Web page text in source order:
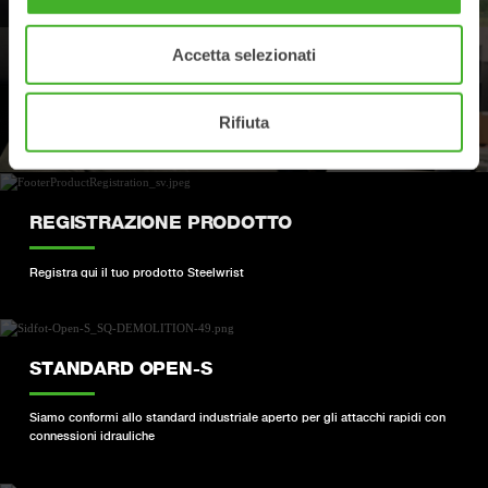
Accetta selezionati
Rifiuta
ASSISTENZA
I tuoi contatti per assistenza e ricambi
REGISTRAZIONE PRODOTTO
Registra qui il tuo prodotto Steelwrist
STANDARD OPEN-S
Siamo conformi allo standard industriale aperto per gli attacchi rapidi con
connessioni idrauliche